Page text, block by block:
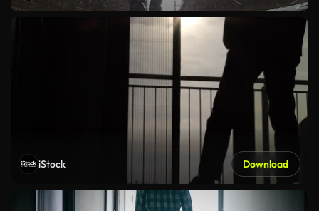
iStock Download